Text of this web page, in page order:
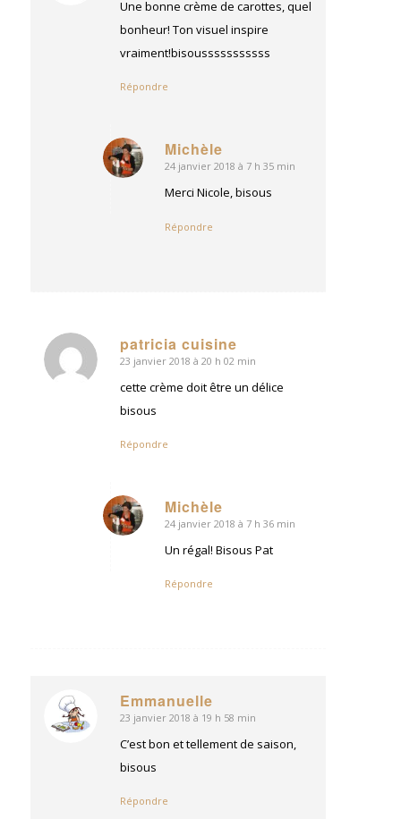
Une bonne crème de carottes, quel
bonheur! Ton visuel inspire
vraiment!bisousssssssssss
Répondre
Michèle
dit
24 janvier 2018 à 7 h 35 min
Merci Nicole, bisous
Répondre
patricia cuisine
dit
:
23 janvier 2018 à 20 h 02 min
cette crème doit être un délice
bisous
Répondre
Michèle
dit
24 janvier 2018 à 7 h 36 min
Un régal! Bisous Pat
Répondre
Emmanuelle
dit
23 janvier 2018 à 19 h 58 min
C’est bon et tellement de saison,
bisous
Répondre